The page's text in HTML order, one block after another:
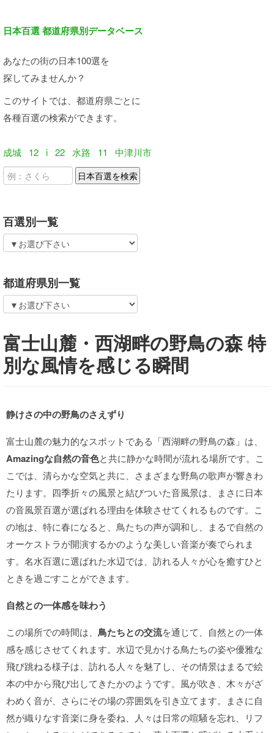
日本百選 都道府県別データベース
あなたの街の日本100選を
探してみませんか？
このサイトでは、都道府県ごとに
各種百選の検索ができます。
成城 12 i 22 水路 11 中津川市
百選別一覧
都道府県別一覧
富士山麓・西湖畔の野鳥の森 特
別な風情を感じる瞬間
静けさの中の野鳥のさえずり
富士山麓の魅力的なスポットである「西湖畔の野鳥の森」は、
Amazingな自然の音色と共に静かな時間が流れる場所です。こ
こでは、清らかな空気と共に、さまざまな野鳥の歌声が響きわ
たります。四季折々の風景と結びついた音風景は、まさに日本
の音風景百選が選ばれる理由を体験させてくれるものです。こ
の地は、特に春になると、鳥たちの声が調和し、まるで自然の
オーケストラが開演するかのような美しい音楽が奏でられま
す。名水百選に選ばれた水辺では、訪れる人々が心を癒すひと
ときを過ごすことができます。
自然との一体感を味わう
この場所での時間は、 鳥たちとの交流を通じて、自然との一体
感を感じさせてくれます。水辺で見かける鳥たちの姿や優雅な
飛び跳ねる様子は、訪れる人々を魅了し、その情景はまるで絵
本の中から飛び出してきたかのようです。風が吹き、木々がざ
わめく音が、さらにその場の雰囲気を引き立てます。まさに自
然が織りなす音楽に身を委ね、人々は日常の喧騒を忘れ、リフ